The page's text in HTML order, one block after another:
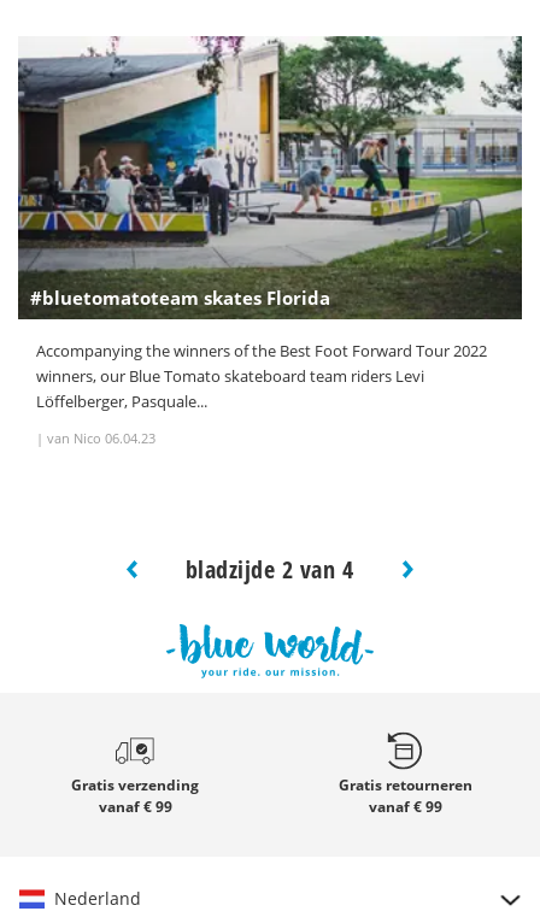
#bluetomatoteam skates Florida
Accompanying the winners of the Best Foot Forward Tour 2022
winners, our Blue Tomato skateboard team riders Levi
Löffelberger, Pasquale...
| van Nico 06.04.23
bladzijde 2 van 4
Gratis verzending
vanaf € 99
Gratis retourneren
vanaf € 99
Nederland